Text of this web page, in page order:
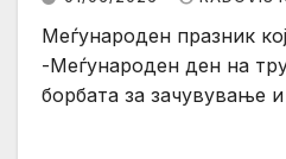
Меѓународен празник
-Меѓународен ден на
борбата за зачувување